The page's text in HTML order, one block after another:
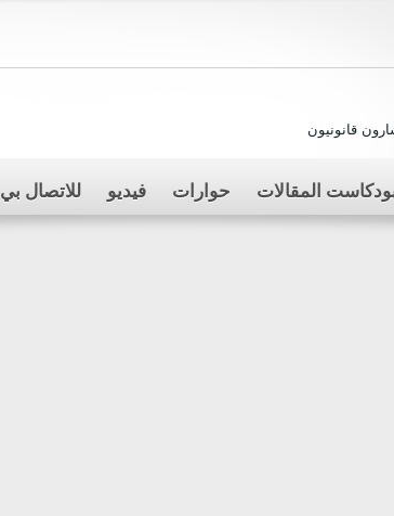
قانونيون
المقالات حوارات فيديو للاتصال بي